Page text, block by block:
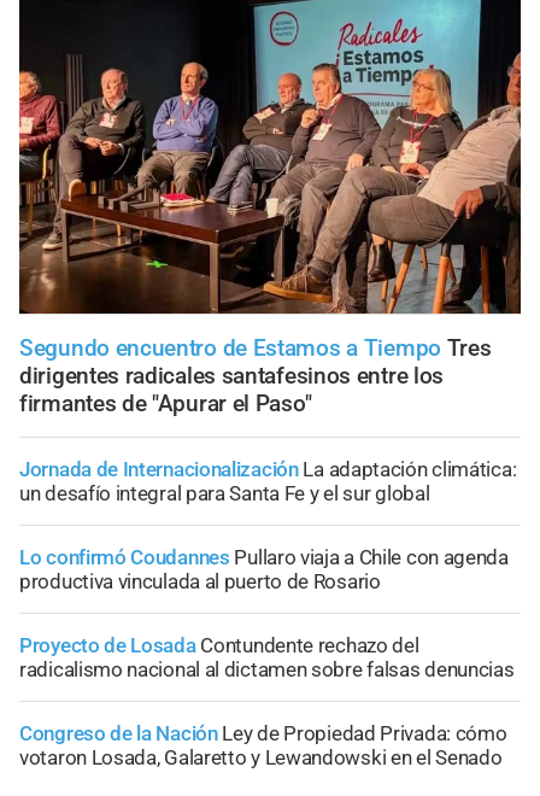
Segundo encuentro de Estamos a Tiempo Tres
dirigentes radicales santafesinos entre los
firmantes de "Apurar el Paso"
Jornada de Internacionalización La adaptación climática:
un desafío integral para Santa Fe y el sur global
Lo confirmó Coudannes Pullaro viaja a Chile con agenda
productiva vinculada al puerto de Rosario
Proyecto de Losada Contundente rechazo del
radicalismo nacional al dictamen sobre falsas denuncias
Congreso de la Nación Ley de Propiedad Privada: cómo
votaron Losada, Galaretto y Lewandowski en el Senado